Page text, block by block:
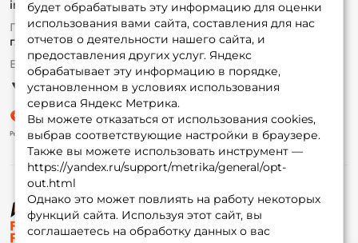
будет обрабатывать эту информацию для оценки
использования вами сайта, составления для нас
отчетов о деятельности нашего сайта, и
предоставления других услуг. Яндекс
обрабатывает эту информацию в порядке,
установленном в условиях использования
сервиса Яндекс Метрика.
Вы можете отказаться от использования cookies,
выбрав соответствующие настройки в браузере.
Также вы можете использовать инструмент —
https://yandex.ru/support/metrika/general/opt-
out.html
Однако это может повлиять на работу некоторых
функций сайта. Используя этот сайт, вы
соглашаетесь на обработку данных о вас
© ФоксФишинг, 2009-2026
Оплата
Fox-bonus
Гуру
Партнерская программа
info@foxfishing.ru
По вопросам с заказом
г. Москва, ул. Плеханова д.7
Ежедневно 10:00 до 20:00